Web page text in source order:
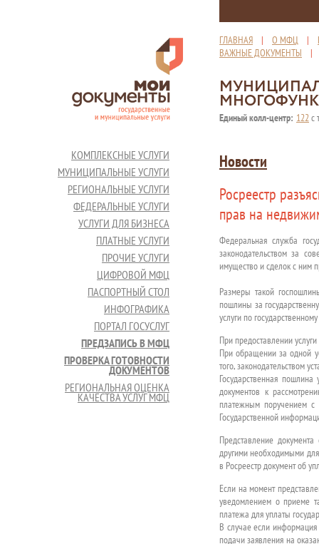
ГЛАВНАЯ | О МФЦ |
ВАЖНЫЕ ДОКУМЕНТЫ
Единый колл-центр: 122с
КОМПЛЕКСНЫЕ УСЛУГИ
МУНИЦИПАЛЬНЫЕ УСЛУГИ
РЕГИОНАЛЬНЫЕ УСЛУГИ
ФЕДЕРАЛЬНЫЕ УСЛУГИ
УСЛУГИ ДЛЯ БИЗНЕСА
ПЛАТНЫЕ УСЛУГИ
ПРОЧИЕ УСЛУГИ
ЦИФРОВОЙ МФЦ
ПАСПОРТНЫЙ СТОЛ
ИНФОГРАФИКА
ПОРТАЛ ГОСУСЛУГ
ПРЕДЗАПИСЬ В МФЦ
ПРОВЕРКА ГОТОВНОСТИ
ДОКУМЕНТОВ
РЕГИОНАЛЬНАЯ ОЦЕНКА
КАЧЕСТВА УСЛУГ МФЦ
Новости
Росреестр
прав на
Федеральная служба
законодательством за
имущество и сделок с ним
Размеры такой
пошлины за
услуги по
При предоставлении
При обращении за одной
того, законодательством
Государственная
документов к
платежным поручением
Государственной
Представление
другими необходимыми для
в Росреестр документ об
Если на момент
уведомлением о приеме
платежа для уплаты
В случае если информация
подачи заявления на